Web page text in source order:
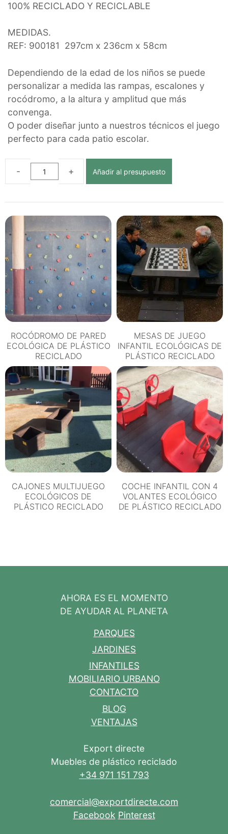
100% RECICLADO Y RECICLABLE
MEDIDAS.
REF: 900181 297cm x 236cm x 58cm
Dependiendo de la edad de los niños se puede
personalizar a medida las rampas, escalones y
rocódromo, a la altura y amplitud que más
convenga.
O poder diseñar junto a nuestros técnicos el juego
perfecto para cada patio escolar.
JUEGO
CON
RAMPA
ECOLÓGICO
DE
PLÁSTICO
RECICLADO
cantidad
Añadir al presupuesto
ROCÓDROMO DE PARED
ECOLÓGICA DE PLÁSTICO
RECICLADO
MESAS DE JUEGO
INFANTIL ECOLÓGICAS DE
PLÁSTICO RECICLADO
CAJONES MULTIJUEGO
ECOLÓGICOS DE
PLÁSTICO RECICLADO
COCHE INFANTIL CON 4
VOLANTES ECOLÓGICO
DE PLÁSTICO RECICLADO
AHORA ES EL MOMENTO
DE AYUDAR AL PLANETA
PARQUES
JARDINES
INFANTILES
MOBILIARIO URBANO
CONTACTO
BLOG
VENTAJAS
Export directe
Muebles de plástico reciclado
+34 971 151 793
comercial@exportdirecte.com
Facebook Pinterest